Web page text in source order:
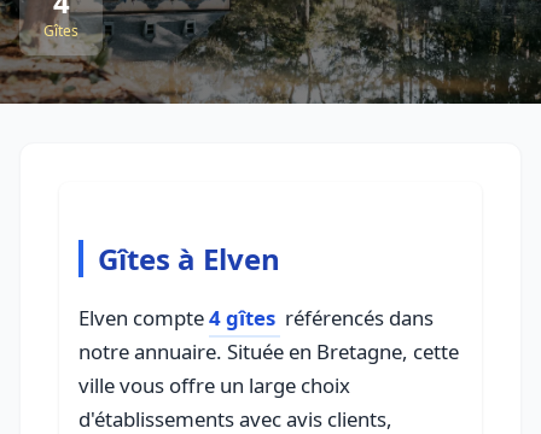
Gîtes
Gîtes à Elven
Elven compte4 gîtes référencés dans
notre annuaire. Située en Bretagne, cette
ville vous offre un large choix
d'établissements avec avis clients,